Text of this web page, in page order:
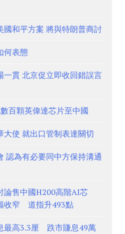
國和平方案 將與特朗普商討
何表態
一貫 北京促立即收回錯誤言
百顆英偉達芯片至中國
大使 就出口管制表達關切
認為有必要同中方保持溝通
論售中國H200高階AI芯
收窄 道指升493點
最高3.3厘 跌市賺息49萬